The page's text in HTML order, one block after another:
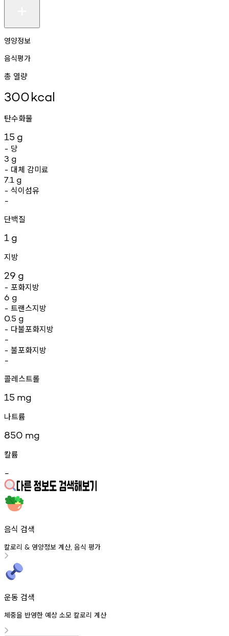
영양정보
음식평가
총 열량
300kcal
탄수화물
15 g
- 당
3 g
- 대체 감미료
7.1 g
- 식이섬유
-
단백질
1 g
지방
29 g
- 포화지방
6 g
- 트랜스지방
0.5 g
- 다불포화지방
-
- 불포화지방
-
콜레스트롤
15 mg
나트륨
850 mg
칼륨
-
음식 검색
칼로리 & 영양정보 계산, 음식 평가
운동 검색
체중을 반영한 예상 소모 칼로리 계산